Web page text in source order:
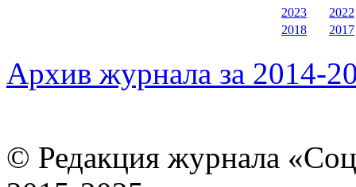
2023
2022
2018
2017
Архив журнала за 2014-
© Редакция журнала